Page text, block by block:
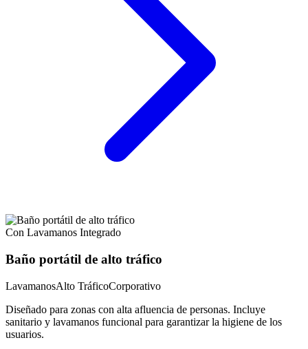
Con Lavamanos Integrado
Baño portátil de alto tráfico
LavamanosAlto TráficoCorporativo
Diseñado para zonas con alta afluencia de personas. Incluye
sanitario y lavamanos funcional para garantizar la higiene de los
usuarios.